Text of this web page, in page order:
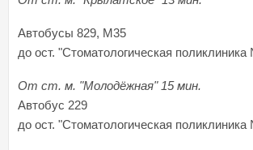
Автобусы 829, М35
до ост. "Стоматологическая
От ст. м. "Молодёжная" 15 мин.
Автобус 229
до ост. "Стоматологическая